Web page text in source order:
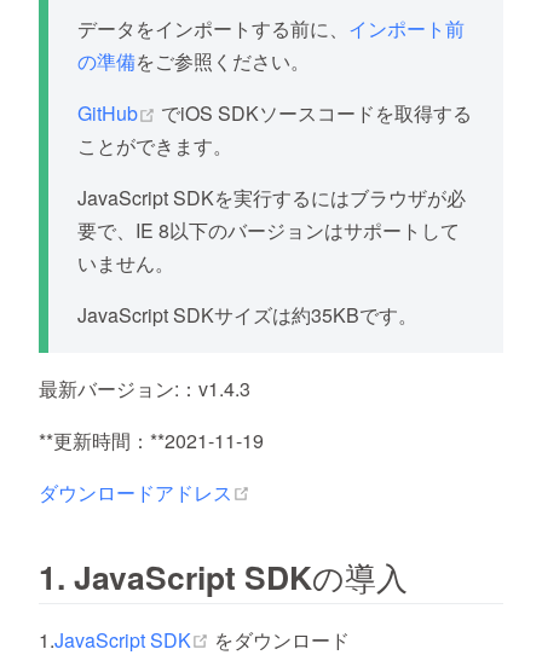
データをインポートする前に、 インポート前
の準備をご参照ください。
GitHub
(opens new window)
でiOS SDKソースコードを取得する
ことができます。
JavaScript SDKを実行するにはブラウザが必
要で、IE 8以下のバージョンはサポートして
いません。
JavaScript SDKサイズは約35KBです。
最新バージョン:：v1.4.3
**更新時間：**2021-11-19
ダウンロードアドレス
1. JavaScript SDKの導入
1.JavaScript SDK (opens new window)
をダウンロード